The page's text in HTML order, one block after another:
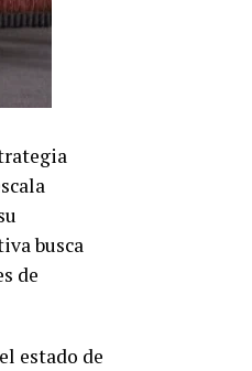
busca
de
estado de